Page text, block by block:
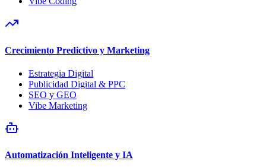
Crecimiento Predictivo y Marketing
Estrategia Digital
Publicidad Digital & PPC
SEO y GEO
Vibe Marketing
Automatización Inteligente y IA